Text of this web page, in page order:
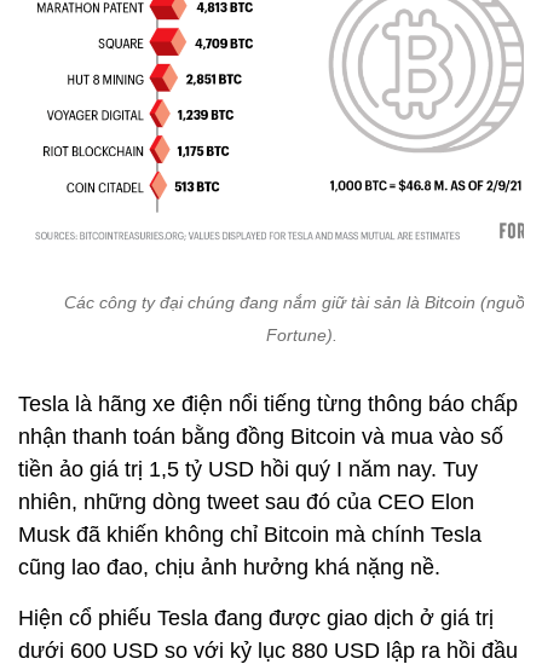
Các công ty đại chúng đang nắm giữ tài sản là Bitcoin (nguồn:
Fortune).
Tesla là hãng xe điện nổi tiếng từng thông báo chấp
nhận thanh toán bằng đồng Bitcoin và mua vào số
tiền ảo giá trị 1,5 tỷ USD hồi quý I năm nay. Tuy
nhiên, những dòng tweet sau đó của CEO Elon
Musk đã khiến không chỉ Bitcoin mà chính Tesla
cũng lao đao, chịu ảnh hưởng khá nặng nề.
Hiện cổ phiếu Tesla đang được giao dịch ở giá trị
dưới 600 USD so với kỷ lục 880 USD lập ra hồi đầu